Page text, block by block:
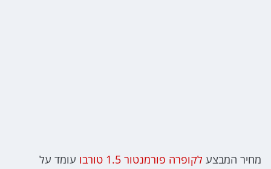
מחיר המבצע לקופרה פורמנטור 1.5 טורבו
עומד על